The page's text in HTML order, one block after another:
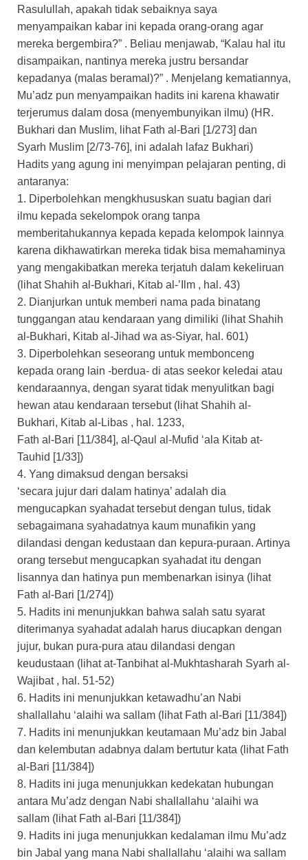
Rasulullah, apakah tidak sebaiknya saya
menyampaikan kabar ini kepada orang-orang agar
mereka bergembira?” . Beliau menjawab, “Kalau hal itu
disampaikan, nantinya mereka justru bersandar
kepadanya (malas beramal)?” . Menjelang kematiannya,
Mu’adz pun menyampaikan hadits ini karena khawatir
terjerumus dalam dosa (menyembunyikan ilmu) (HR.
Bukhari dan Muslim, lihat Fath al-Bari [1/273] dan
Syarh Muslim [2/73-76], ini adalah lafaz Bukhari)
Hadits yang agung ini menyimpan pelajaran penting, di
antaranya:
1. Diperbolehkan mengkhususkan suatu bagian dari
ilmu kepada sekelompok orang tanpa
memberitahukannya kepada kepada kelompok lainnya
karena dikhawatirkan mereka tidak bisa memahaminya
yang mengakibatkan mereka terjatuh dalam kekeliruan
(lihat Shahih al-Bukhari, Kitab al-’Ilm , hal. 43)
2. Dianjurkan untuk memberi nama pada binatang
tunggangan atau kendaraan yang dimiliki (lihat Shahih
al-Bukhari, Kitab al-Jihad wa as-Siyar, hal. 601)
3. Diperbolehkan seseorang untuk membonceng
kepada orang lain -berdua- di atas seekor keledai atau
kendaraannya, dengan syarat tidak menyulitkan bagi
hewan atau kendaraan tersebut (lihat Shahih al-
Bukhari, Kitab al-Libas , hal. 1233,
Fath al-Bari [11/384], al-Qaul al-Mufid ‘ala Kitab at-
Tauhid [1/33])
4. Yang dimaksud dengan bersaksi
‘secara jujur dari dalam hatinya’ adalah dia
mengucapkan syahadat tersebut dengan tulus, tidak
sebagaimana syahadatnya kaum munafikin yang
dilandasi dengan kedustaan dan kepura-puraan. Artinya
orang tersebut mengucapkan syahadat itu dengan
lisannya dan hatinya pun membenarkan isinya (lihat
Fath al-Bari [1/274])
5. Hadits ini menunjukkan bahwa salah satu syarat
diterimanya syahadat adalah harus diucapkan dengan
jujur, bukan pura-pura atau dilandasi dengan
keudustaan (lihat at-Tanbihat al-Mukhtasharah Syarh al-
Wajibat , hal. 51-52)
6. Hadits ini menunjukkan ketawadhu’an Nabi
shallallahu ‘alaihi wa sallam (lihat Fath al-Bari [11/384])
7. Hadits ini menunjukkan keutamaan Mu’adz bin Jabal
dan kelembutan adabnya dalam bertutur kata (lihat Fath
al-Bari [11/384])
8. Hadits ini juga menunjukkan kedekatan hubungan
antara Mu’adz dengan Nabi shallallahu ‘alaihi wa
sallam (lihat Fath al-Bari [11/384])
9. Hadits ini juga menunjukkan kedalaman ilmu Mu’adz
bin Jabal yang mana Nabi shallallahu ‘alaihi wa sallam